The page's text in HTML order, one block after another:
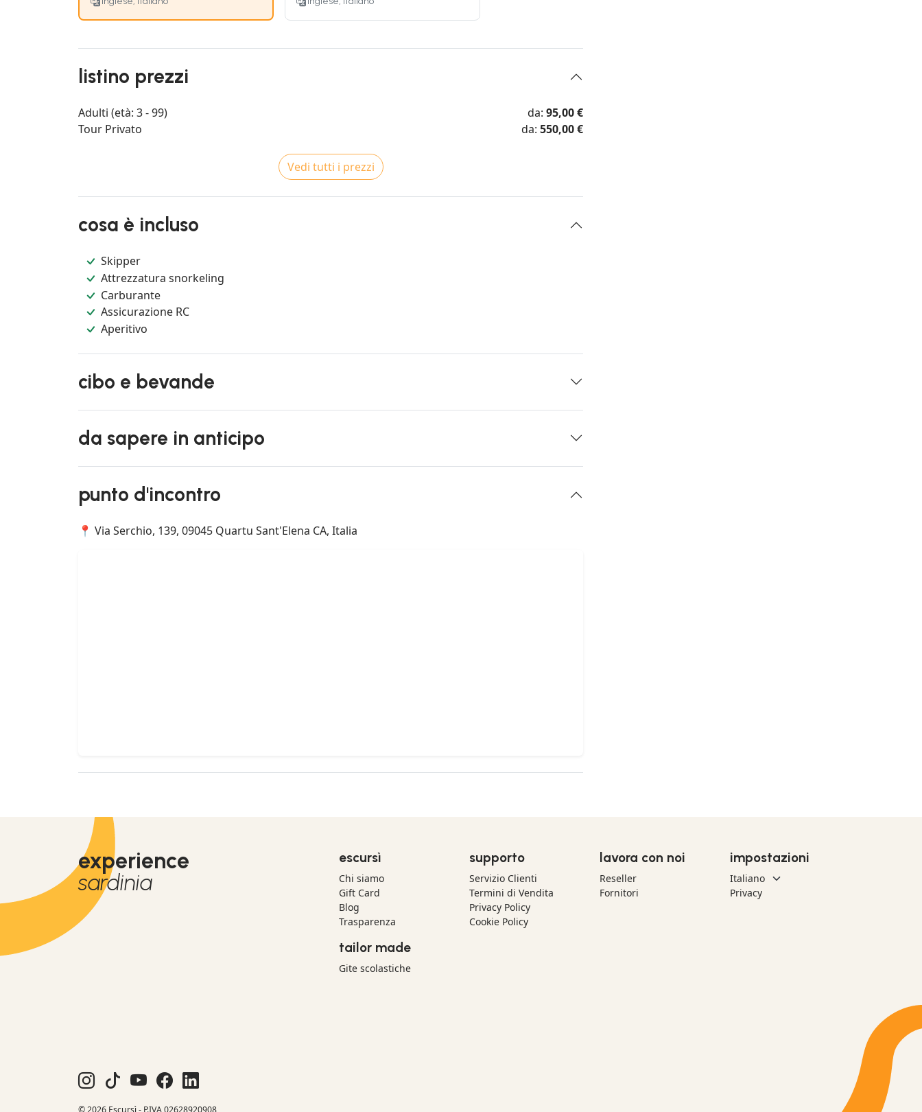
listino prezzi
Adulti (età: 3 - 99) da: 95,00 €
Tour Privato
da: 550,00 €
Vedi tutti i prezzi
cosa è incluso
Skipper
Attrezzatura snorkeling
Carburante
Assicurazione RC
Aperitivo
cibo e bevande
da sapere in anticipo
punto d'incontro
📍 Via Serchio, 139, 09045 Quartu Sant'Elena CA, Italia
experience
sardinia
escursì
Chi siamo
Gift Card
Blog
Trasparenza
tailor made
Gite scolastiche
supporto
Servizio Clienti
Termini di Vendita
Privacy Policy
Cookie Policy
lavora con noi
Reseller
Fornitori
impostazioni
Privacy
© 2026 Escursì - P.IVA 02628920908